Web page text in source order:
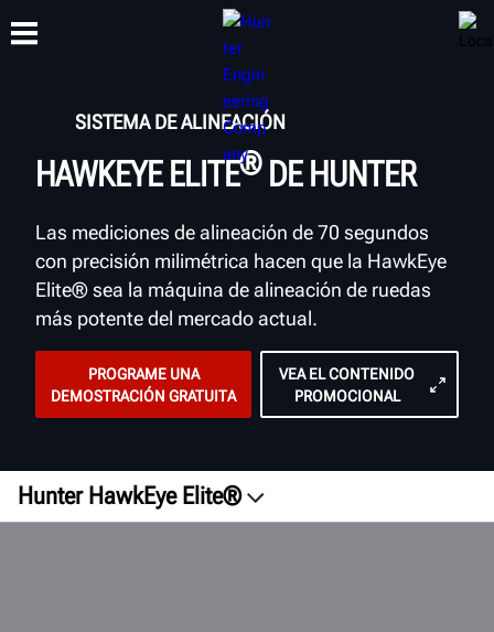
PRODUCTOS SOPORTE
CAPACITACIÓN
ACERCA DE
SISTEMA DE ALINEACIÓN
HAWKEYE ELITE®DE HUNTER
Las mediciones de alineación de 70 segundos
con precisión milimétrica hacen que la HawkEye
Elite® sea la máquina de alineación de ruedas
más potente del mercado actual.
PROGRAME UNA
DEMOSTRACIÓN GRATUITA
VEA EL CONTENIDO
PROMOCIONAL
Hunter HawkEye Elite®